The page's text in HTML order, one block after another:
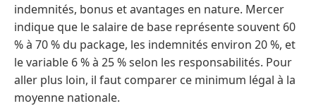
indemnités, bonus et avantages en nature. Mercer
indique que le salaire de base représente souvent 60
% à 70 % du package, les indemnités environ 20 %, et
le variable 6 % à 25 % selon les responsabilités. Pour
aller plus loin, il faut comparer ce minimum légal à la
moyenne nationale.